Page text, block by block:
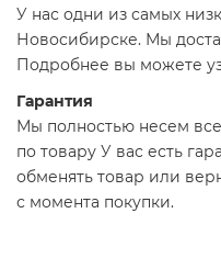
У нас одни из самых
Новосибирске. Мы
Подробнее вы можете
Гарантия
Мы полностью несем
по товару У вас есть
обменять товар или
с момента покупки.